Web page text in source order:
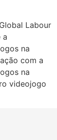
Labour
a
na
com a
na
videojogo